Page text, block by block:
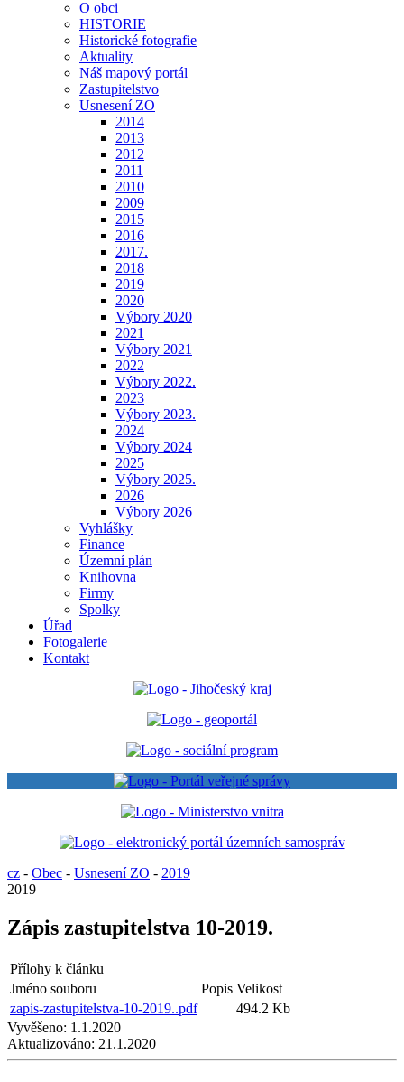
O obci
HISTORIE
Historické fotografie
Aktuality
Náš mapový portál
Zastupitelstvo
Usnesení ZO
2014
2013
2012
2011
2010
2009
2015
2016
2017.
2018
2019
2020
Výbory 2020
2021
Výbory 2021
2022
Výbory 2022.
2023
Výbory 2023.
2024
Výbory 2024
2025
Výbory 2025.
2026
Výbory 2026
Vyhlášky
Finance
Územní plán
Knihovna
Firmy
Spolky
Úřad
Fotogalerie
Kontakt
cz - Obec - Usnesení ZO - 2019
2019
Zápis zastupitelstva 10-2019.
Přílohy k článku
Jméno souboru
Popis Velikost
zapis-zastupitelstva-10-2019..pdf
494.2 Kb
Vyvěšeno: 1.1.2020
Aktualizováno: 21.1.2020